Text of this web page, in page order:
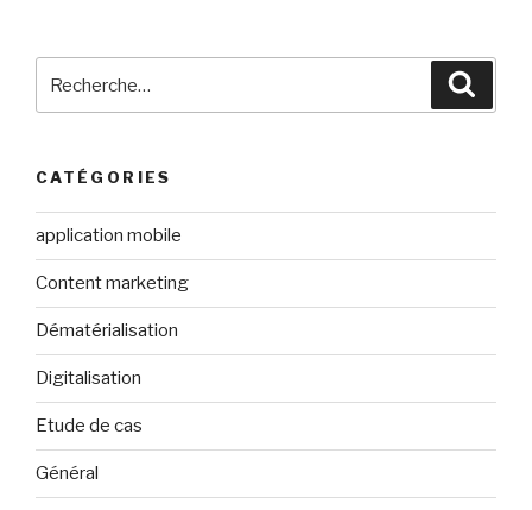
CATÉGORIES
application mobile
Content marketing
Dématérialisation
Digitalisation
Etude de cas
Général